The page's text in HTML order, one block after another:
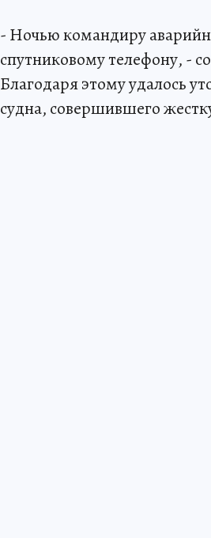
- Ночью командиру
спутниковому телефону, -
Благодаря этому удалось
судна, совершившего